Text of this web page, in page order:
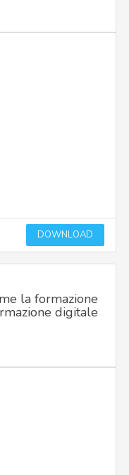
DOWNLOAD
la formazione
digitale